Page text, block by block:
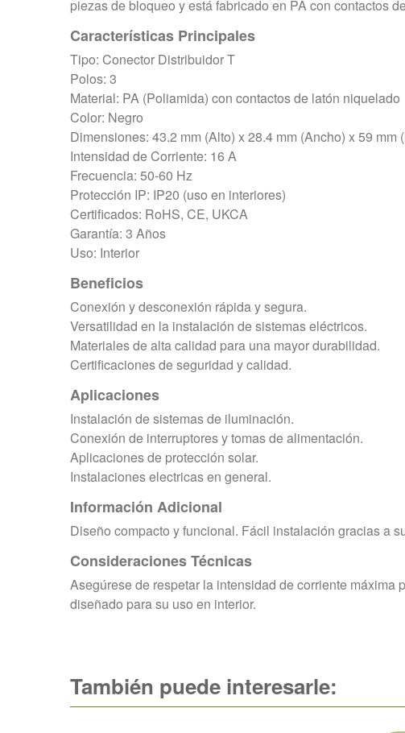
piezas de bloqueo y está fabricado en PA con contactos
Características Principales
Tipo: Conector Distribuidor T
Polos: 3
Material: PA (Poliamida) con contactos de latón niquelado
Color: Negro
Dimensiones: 43.2 mm (Alto) x 28.4 mm (Ancho) x 59 mm
Intensidad de Corriente: 16 A
Frecuencia: 50-60 Hz
Protección IP: IP20 (uso en interiores)
Certificados: RoHS, CE, UKCA
Garantía: 3 Años
Uso: Interior
Beneficios
Conexión y desconexión rápida y segura.
Versatilidad en la instalación de sistemas eléctricos.
Materiales de alta calidad para una mayor durabilidad.
Certificaciones de seguridad y calidad.
Aplicaciones
Instalación de sistemas de iluminación.
Conexión de interruptores y tomas de alimentación.
Aplicaciones de protección solar.
Instalaciones electricas en general.
Información Adicional
Diseño compacto y funcional. Fácil instalación gracias a
Consideraciones Técnicas
Asegúrese de respetar la intensidad de corriente
diseñado para su uso en interior.
También puede interesarle: